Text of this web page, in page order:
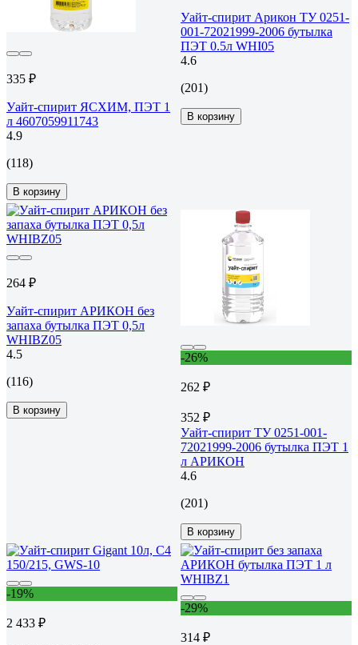
335 ₽
Уайт-спирит ЯСХИМ, ПЭТ 1
л 4607059911743
4.9
(118)
В корзину
Уайт-спирит Арикон ТУ 0251-
001-72021999-2006 бутылка
ПЭТ 0.5л WHI05
4.6
(201)
В корзину
264 ₽
Уайт-спирит АРИКОН без
запаха бутылка ПЭТ 0,5л
WHIBZ05
4.5
(116)
В корзину
-26%
262 ₽
352 ₽
Уайт-спирит ТУ 0251-001-
72021999-2006 бутылка ПЭТ 1
л АРИКОН
4.6
(201)
В корзину
-19%
2 433 ₽
-29%
314 ₽